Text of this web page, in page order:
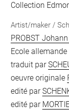
Collection
Artist/maker /
PROBST
Ecole allemande
traduit par
oeuvre originale
edité par
edité par